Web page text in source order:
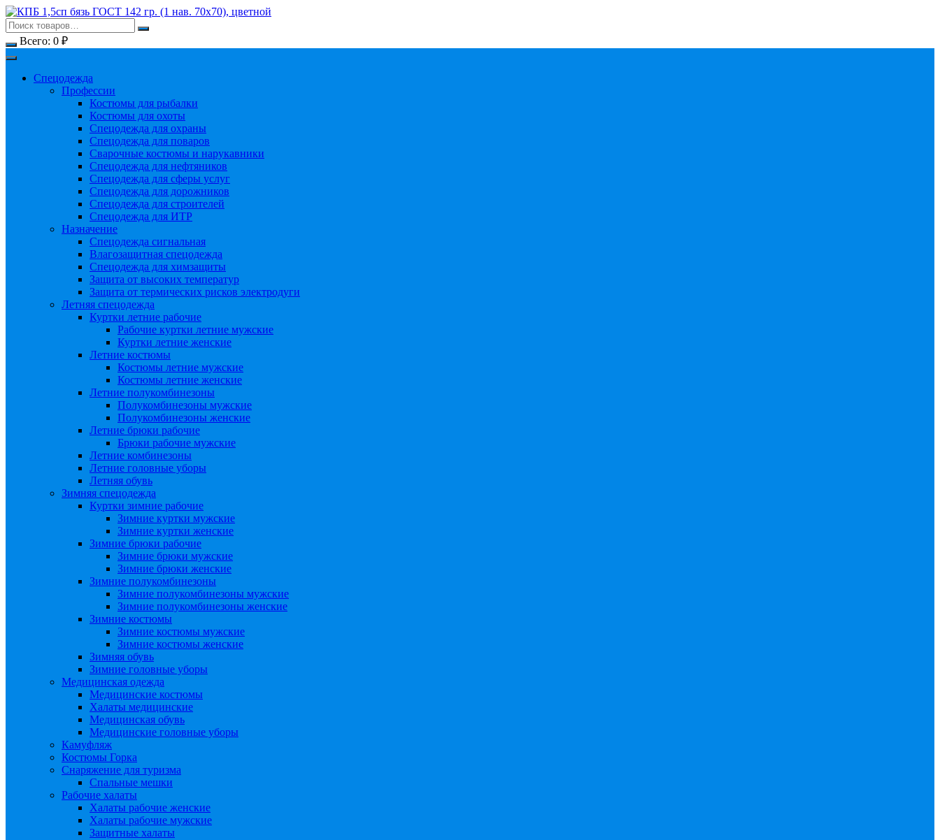
Перейти
к
содержимому
Всего: 0 ₽
Спецодежда
Профессии
Костюмы для рыбалки
Костюмы для охоты
Спецодежда для охраны
Спецодежда для поваров
Сварочные костюмы и нарукавники
Спецодежда для нефтяников
Спецодежда для сферы услуг
Спецодежда для дорожников
Спецодежда для строителей
Спецодежда для ИТР
Назначение
Спецодежда сигнальная
Влагозащитная спецодежда
Спецодежда для химзащиты
Защита от высоких температур
Защита от термических рисков электродуги
Летняя спецодежда
Куртки летние рабочие
Рабочие куртки летние мужские
Куртки летние женские
Летние костюмы
Костюмы летние мужские
Костюмы летние женские
Летние полукомбинезоны
Полукомбинезоны мужские
Полукомбинезоны женские
Летние брюки рабочие
Брюки рабочие мужские
Летние комбинезоны
Летние головные уборы
Летняя обувь
Зимняя спецодежда
Куртки зимние рабочие
Зимние куртки мужские
Зимние куртки женские
Зимние брюки рабочие
Зимние брюки мужские
Зимние брюки женские
Зимние полукомбинезоны
Зимние полукомбинезоны мужские
Зимние полукомбинезоны женские
Зимние костюмы
Зимние костюмы мужские
Зимние костюмы женские
Зимняя обувь
Зимние головные уборы
Медицинская одежда
Медицинские костюмы
Халаты медицинские
Медицинская обувь
Медицинские головные уборы
Камуфляж
Костюмы Горка
Снаряжение для туризма
Спальные мешки
Рабочие халаты
Халаты рабочие женские
Халаты рабочие мужские
Защитные халаты